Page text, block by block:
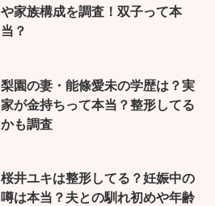
や家族構成を調査！双子って本
当？
梨園の妻・能條愛未の学歴は？実
家が金持ちって本当？整形してる
かも調査
桜井ユキは整形してる？妊娠中の
噂は本当？夫との馴れ初めや年齢